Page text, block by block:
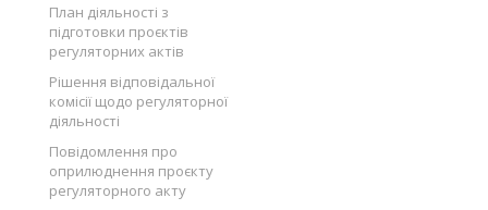
План діяльності з
підготовки проєктів
регуляторних актів
Рішення відповідальної
комісії щодо регуляторної
діяльності
Повідомлення про
оприлюднення проєкту
регуляторного акту